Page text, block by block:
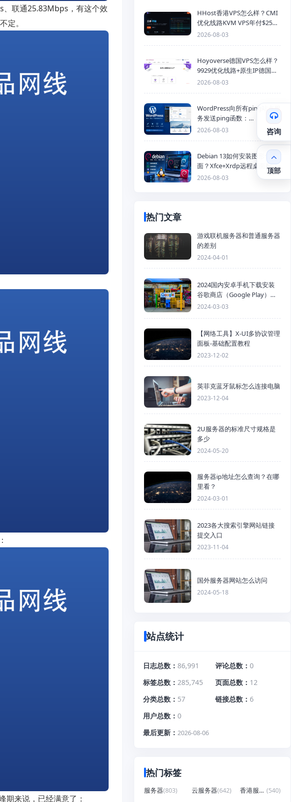
联通25.83Mbps，有这个效
定。
来说，已经满意了：
HHost香港VPS怎么样？CMI
优化线路KVM VPS年付$25
起，4GB内存优惠套餐
2026-08-03
Hoyoverse德国VPS怎么样？
9929优化线路+原生IP德国
KVM VPS推荐
2026-08-03
WordPress向所有ping站点服
务发送ping函数：
generic_ping
2026-08-03
Debian 13如何安装图形化桌
面？Xfce+Xrdp远程桌面配置
教程
2026-08-03
热门文章
游戏联机服务器和普通服务器
的差别
2024-04-01
2024国内安卓手机下载安装
谷歌商店（Google Play）详
细步骤
2024-03-03
【网络工具】X-UI多协议管理
面板-基础配置教程
2023-12-02
英菲克蓝牙鼠标怎么连接电脑
2023-12-04
2U服务器的标准尺寸规格是
多少
2024-05-20
服务器ip地址怎么查询？在哪
里看？
2024-03-01
2023各大搜索引擎网站链接
提交入口
2023-11-04
国外服务器网站怎么访问
2024-05-18
站点统计
日志总数 86,991 评论总数
0
标签总数
285,745 页面总数
12
分类总数
57 链接总数
6
用户总数
0
最后更新
2026-08-06
热门标签
服务器(803) 云服务器(642) 香港服务器 (540)
咨询
顶部